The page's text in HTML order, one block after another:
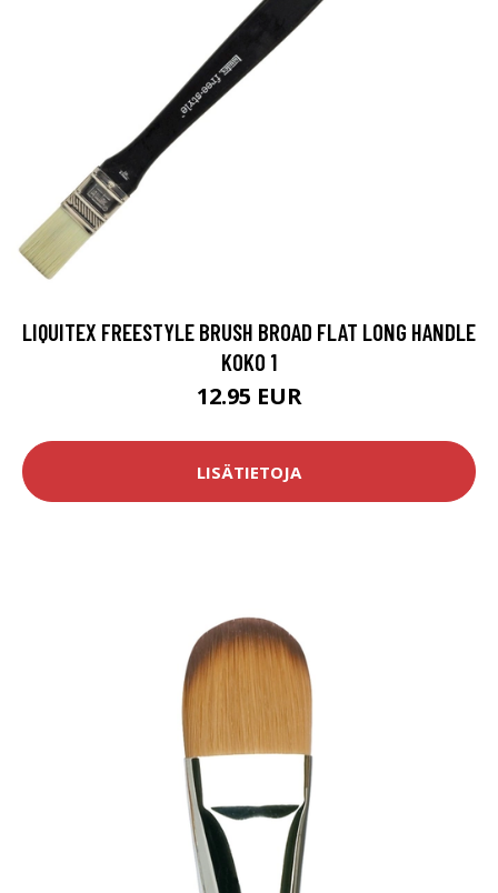
LIQUITEX FREESTYLE BRUSH BROAD FLAT LONG HANDLE
KOKO 1
12.95 EUR
LISÄTIETOJA